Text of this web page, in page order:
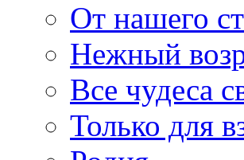
От нашего
Нежный
Все чудеса
Только для